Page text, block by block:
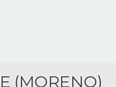
(MORENO)